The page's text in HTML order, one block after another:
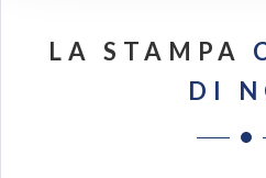
LA STAMPA
DI